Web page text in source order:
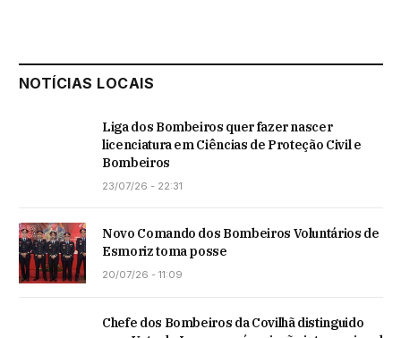
NOTÍCIAS LOCAIS
Liga dos Bombeiros quer fazer nascer
licenciatura em Ciências de Proteção Civil e
Bombeiros
23/07/26 - 22:31
Novo Comando dos Bombeiros Voluntários de
Esmoriz toma posse
20/07/26 - 11:09
Chefe dos Bombeiros da Covilhã distinguido